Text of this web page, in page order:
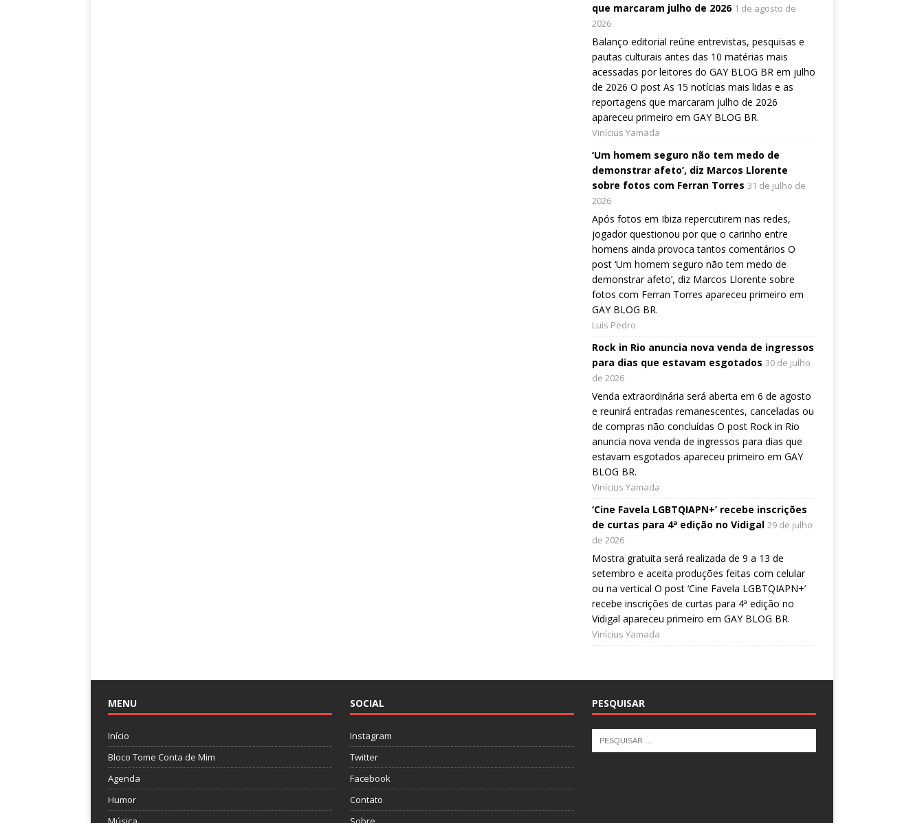
que marcaram julho de 2026 1 de agosto de
2026
Balanço editorial reúne entrevistas, pesquisas e
pautas culturais antes das 10 matérias mais
acessadas por leitores do GAY BLOG BR em julho
de 2026 O post As 15 notícias mais lidas e as
reportagens que marcaram julho de 2026
apareceu primeiro em GAY BLOG BR.
Vinícius Yamada
‘Um homem seguro não tem medo de
demonstrar afeto’, diz Marcos Llorente
sobre fotos com Ferran Torres 31 de julho de
2026
Após fotos em Ibiza repercutirem nas redes,
jogador questionou por que o carinho entre
homens ainda provoca tantos comentários O
post ‘Um homem seguro não tem medo de
demonstrar afeto’, diz Marcos Llorente sobre
fotos com Ferran Torres apareceu primeiro em
GAY BLOG BR.
Luís Pedro
Rock in Rio anuncia nova venda de ingressos
para dias que estavam esgotados 30 de julho
de 2026
Venda extraordinária será aberta em 6 de agosto
e reunirá entradas remanescentes, canceladas ou
de compras não concluídas O post Rock in Rio
anuncia nova venda de ingressos para dias que
estavam esgotados apareceu primeiro em GAY
BLOG BR.
Vinícius Yamada
‘Cine Favela LGBTQIAPN+’ recebe inscrições
de curtas para 4ª edição no Vidigal 29 de julho
de 2026
Mostra gratuita será realizada de 9 a 13 de
setembro e aceita produções feitas com celular
ou na vertical O post ‘Cine Favela LGBTQIAPN+’
recebe inscrições de curtas para 4ª edição no
Vidigal apareceu primeiro em GAY BLOG BR.
Vinícius Yamada
MENU
Início
Bloco Tome Conta de Mim
Agenda
Humor
SOCIAL
Instagram
Twitter
Facebook
Contato
PESQUISAR